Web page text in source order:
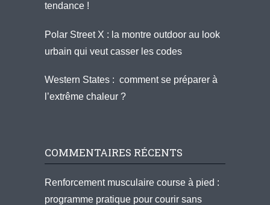
tendance !
Polar Street X : la montre outdoor au look
urbain qui veut casser les codes
Western States : comment se préparer à
l’extrême chaleur ?
COMMENTAIRES RÉCENTS
Renforcement musculaire course à pied :
programme pratique pour courir sans